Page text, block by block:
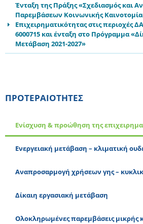
Ένταξη της Πράξης «Σχεδιασμός και
Παρεμβάσεων Κοινωνικής
Επιχειρηματικότητας στις περιοχές
6000715 και ένταξη στο Πρόγραμμα
Μετάβαση 2021-2027»
ΠΡΟΤΕΡΑΙΟΤΗΤΕΣ
Ενίσχυση & προώθηση της
Ενεργειακή μετάβαση – κλιματική
Αναπροσαρμογή χρήσεων γης –
Δίκαιη εργασιακή μετάβαση
Ολοκληρωμένες παρεμβάσεις μικρής